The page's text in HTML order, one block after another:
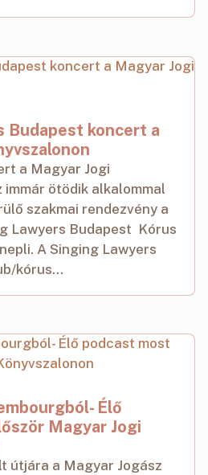
Budapest koncert a
a Magyar Jogi
ötödik alkalommal
szakmai rendezvény a
Lawyers Budapest Kórus
A Singing Lawyers
kórus...
Élő
Magyar Jogi
útjára a Magyar Jogász